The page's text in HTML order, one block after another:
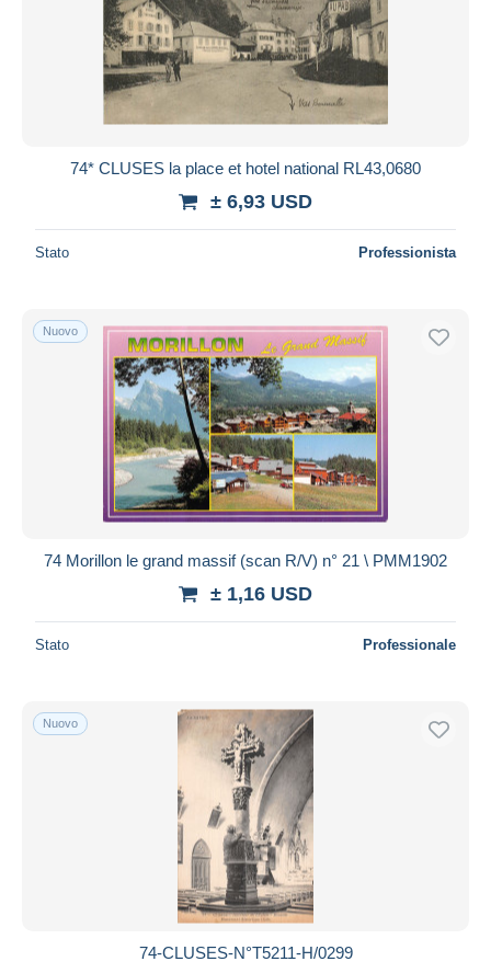
74* CLUSES la place et hotel national RL43,0680
± 6,93 USD
Stato Professionista
Nuovo
74 Morillon le grand massif (scan R/V) n° 21 \ PMM1902
± 1,16 USD
Stato Professionale
Nuovo
74-CLUSES-N°T5211-H/0299